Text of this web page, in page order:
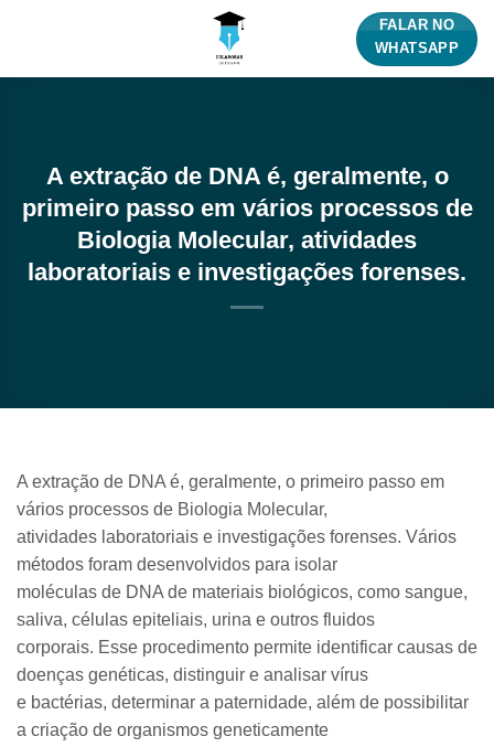
FALAR NO
WHATSAPP
A extração de DNA é, geralmente, o
primeiro passo em vários processos de
Biologia Molecular, atividades
laboratoriais e investigações forenses.
A extração de DNA é, geralmente, o primeiro passo em
vários processos de Biologia Molecular,
atividades laboratoriais e investigações forenses. Vários
métodos foram desenvolvidos para isolar
moléculas de DNA de materiais biológicos, como sangue,
saliva, células epiteliais, urina e outros fluidos
corporais. Esse procedimento permite identificar causas de
doenças genéticas, distinguir e analisar vírus
e bactérias, determinar a paternidade, além de possibilitar
a criação de organismos geneticamente